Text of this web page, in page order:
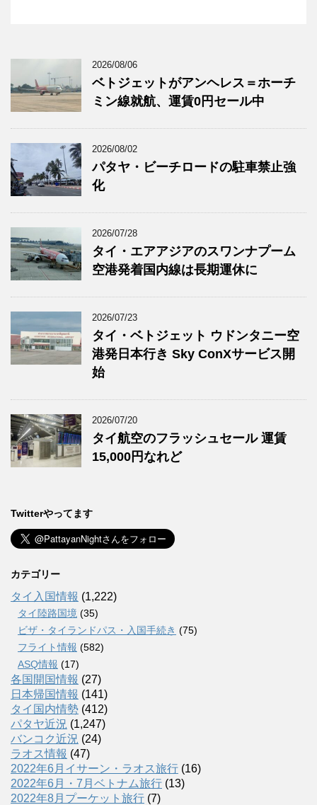
2026/08/06
ベトジェットがアンヘレス＝ホーチ
ミン線就航、運賃0円セール中
2026/08/02
パタヤ・ビーチロードの駐車禁止強
化
2026/07/28
タイ・エアアジアのスワンナプーム
空港発着国内線は長期運休に
2026/07/23
タイ・ベトジェット ウドンタニー空
港発日本行き Sky ConXサービス開
始
2026/07/20
タイ航空のフラッシュセール 運賃
15,000円なれど
Twitterやってます
カテゴリー
タイ入国情報 (1,222)
タイ陸路国境 (35)
ビザ・タイランドパス・入国手続き (75)
フライト情報 (582)
ASQ情報 (17)
各国開国情報 (27)
日本帰国情報 (141)
タイ国内情勢 (412)
パタヤ近況 (1,247)
バンコク近況 (24)
ラオス情報 (47)
2022年6月イサーン・ラオス旅行 (16)
2022年6月・7月ベトナム旅行 (13)
2022年8月プーケット旅行 (7)